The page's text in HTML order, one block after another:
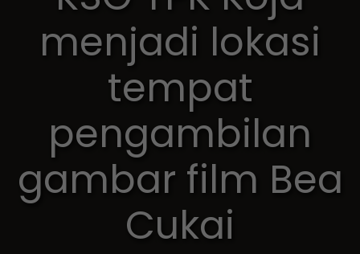
menjadi lokasi
tempat
pengambilan
gambar film Bea
Cukai